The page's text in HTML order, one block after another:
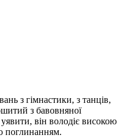
з гімнастики, з танців,
з бавовняної
він володіє високою
поглинанням.